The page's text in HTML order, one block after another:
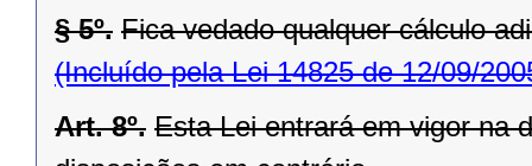
§ 5º. Fica vedado qualquer cálculo
(Incluído pela Lei 14825 de 12/09/
Art. 8º. Esta Lei entrará em vigor na